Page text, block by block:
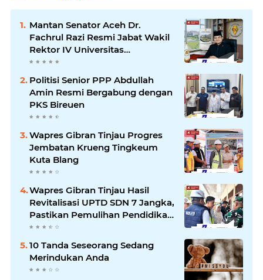
Mantan Senator Aceh Dr.
Fachrul Razi Resmi Jabat Wakil
Rektor IV Universitas
Kartamulia Purwakarta
Politisi Senior PPP Abdullah
Amin Resmi Bergabung dengan
PKS Bireuen
Wapres Gibran Tinjau Progres
Jembatan Krueng Tingkeum
Kuta Blang
Wapres Gibran Tinjau Hasil
Revitalisasi UPTD SDN 7 Jangka,
Pastikan Pemulihan Pendidikan
Pascabencana Berjalan Optimal
10 Tanda Seseorang Sedang
Merindukan Anda